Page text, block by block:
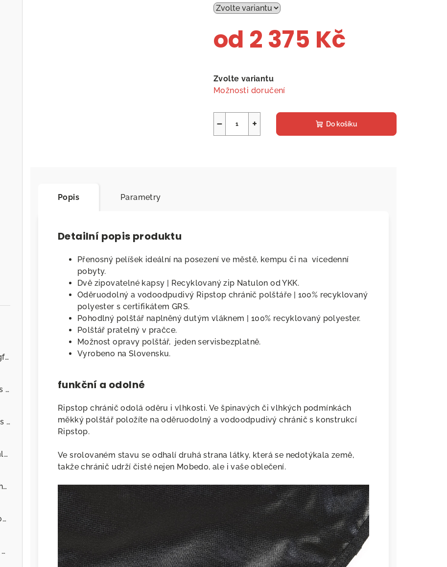
Čtyřkomorový pamlskovník Dogfitness.cz
Dogfitnessky na cvíčo - Kachna s červenou řepou
Dogfitnessky na cvíčo - Zvěřina s jablky
Dogfitnessky na cvíčo - Set pamlsků
Marp Lamb vanička pro psy s jehněčím
BOHEMIA WILD Jehněčí vývar 100 ml
Menforsan Přírodní repelent pro psy proti hmyzu s extraktem z citronely
od 2 375 Kč
cena:
Zvolte variantu
Možnosti doručení
+
− Do košíku
Popis Parametry
Detailní popis produktu
Přenosný pelíšek ideální na posezení ve městě, kempu či na vícedenní
pobyty.
Dvě zipovatelné kapsy | Recyklovaný zip Natulon od YKK.
Oděruodolný a vodoodpudivý Ripstop chránič polštáře | 100% recyklovaný
polyester s certifikátem GRS.
Pohodlný polštář naplněný dutým vláknem | 100% recyklovaný polyester.
Polštář pratelný v pračce.
Možnost opravy polštář, jeden servisbezplatně.
Vyrobeno na Slovensku.
funkční a odolné
Ripstop chránič odolá oděru i vlhkosti. Ve špinavých či vlhkých podmínkách
měkký polštář položíte na oděruodolný a vodoodpudivý chránič s konstrukcí
Ripstop.
Ve srolovaném stavu se odhalí druhá strana látky, která se nedotýkala země,
takže chránič udrží čisté nejen Mobedo, ale i vaše oblečení.